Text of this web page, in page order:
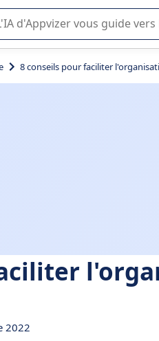
guide dans l'utilisation ou la
8 conseils pour faciliter
2022